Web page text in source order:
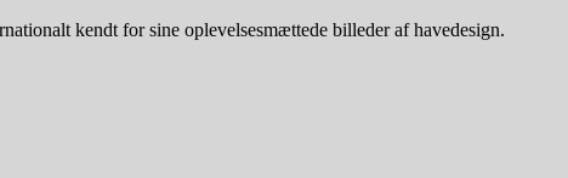
kendt for sine oplevelsesmættede billeder af havedesign.